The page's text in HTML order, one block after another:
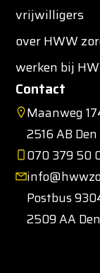
vrijwilligers
over HWW
werken bij
Contact
Maanweg
2516 AB
070 379 50
Postbus
2509 AA